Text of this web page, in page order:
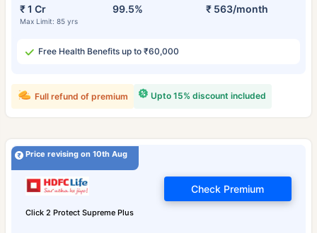
₹ 1 Cr
Max Limit: 85 yrs
99.5% ₹ 563/month
Free Health Benefits up to ₹60,000
Upto 15% discount included
Full refund of premium
Price revising on 10th Aug
Click 2 Protect Supreme Plus
Check Premium